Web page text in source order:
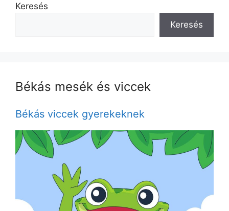
Keresés
Keresés
Békás mesék és viccek
Békás viccek gyerekeknek